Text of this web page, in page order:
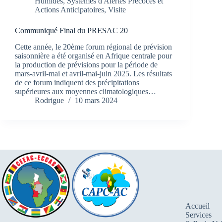
Actions Anticipatoires, Visite
Communiqué Final du PRESAC 20
Cette année, le 20ème forum régional de prévision
saisonnière a été organisé en Afrique centrale pour
la production de prévisions pour la période de
mars-avril-mai et avril-mai-juin 2025. Les résultats
de ce forum indiquent des précipitations
supérieures aux moyennes climatologiques…
Rodrigue
10 mars 2024
Accueil
Services